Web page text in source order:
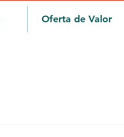
Oferta de Valor